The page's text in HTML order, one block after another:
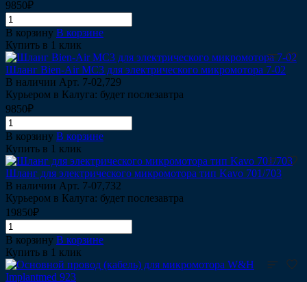
9850₽
В корзину В корзине
Купить в 1 клик
Шланг Bien-Air MC3 для электрического микромотора 7-02
В наличии Арт. 7-02,729
Курьером в Калуга: будет послезавтра
9850₽
В корзину В корзине
Купить в 1 клик
Шланг для электрического микромотора тип Kavo 701/703
В наличии Арт. 7-07,732
Курьером в Калуга: будет послезавтра
19850₽
В корзину В корзине
Купить в 1 клик